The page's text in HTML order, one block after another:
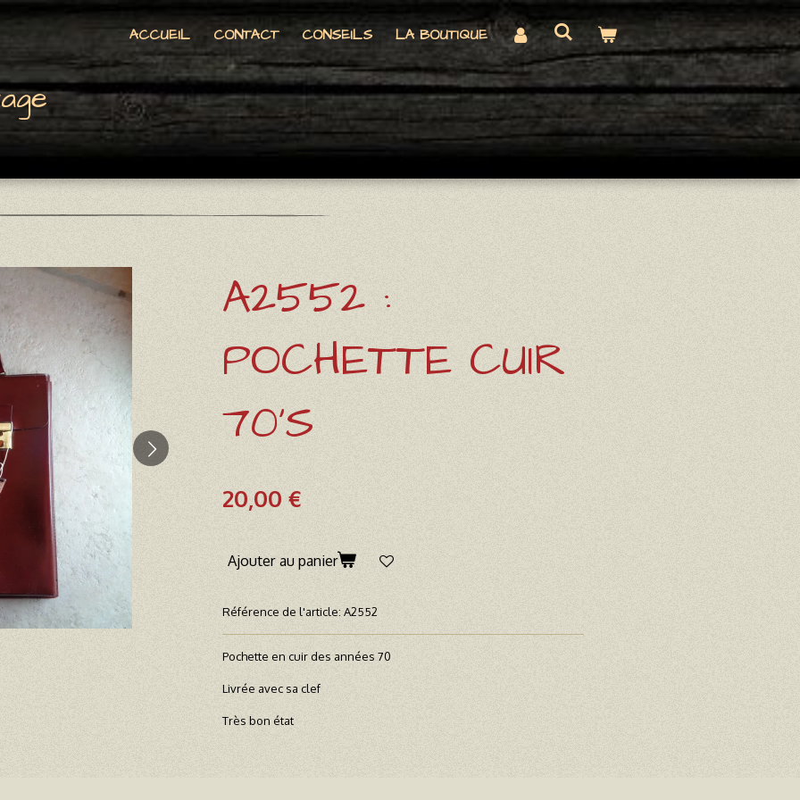
ACCUEIL CONTACT CONSEILS LA BOUTIQUE
A2552 :
POCHETTE CUIR
70'S
20,00 €
Ajouter au panier
Référence de l'article: A2552
Pochette en cuir des années 70
Livrée avec sa clef
Très bon état